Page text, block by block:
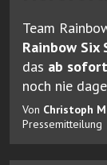
Team
Rainbow
das ab
noch nie
Von Christoph
Pressemitteilung